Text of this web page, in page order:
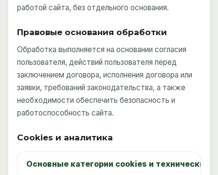
работой сайта, без отдельного основания.
Правовые основания обработки
Обработка выполняется на основании согласия
пользователя, действий пользователя перед
заключением договора, исполнения договора или
заявки, требований законодательства, а также
необходимости обеспечить безопасность и
работоспособность сайта.
Cookies и аналитика
Основные категории cookies и технических